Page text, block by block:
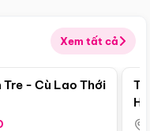
Xem tất cả
Điểm nổi bật
Tre - Cù Lao Thới